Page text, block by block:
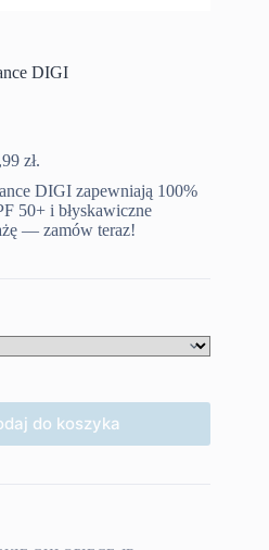
DIGI
zł.
DIGI zapewniają 100%
50+ i błyskawiczne
— zamów teraz!
do koszyka